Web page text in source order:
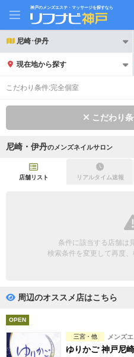
神戸のメンズエステ・マッサージを探すなら
尼崎･伊丹
現在地から探す
初回割引あり
ペアルームあり
フットバスあり
専用駐車場あり
こだわり条件:完全個室
こだわり
尼崎・伊丹の メンズネイルサロン
店舗リスト リアルタイム速報
条件に該当する店舗は
検索条件を変更して再度、
周辺のオススメ店はこちら
OPEN
三宮・他 メンズ
ゆりかご 神戸尼